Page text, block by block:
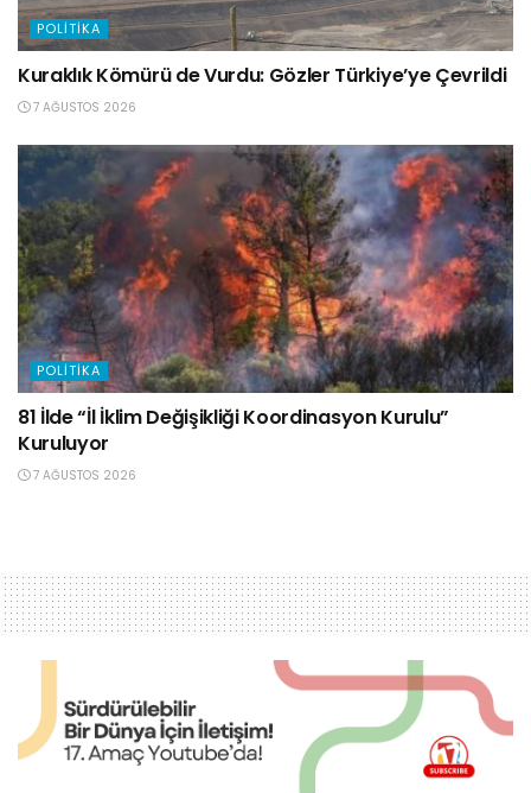
POLITIKA
Kuraklık Kömürü de Vurdu: Gözler Türkiye’ye Çevrildi
7 AĞUSTOS 2026
POLITIKA
81 İlde “İl İklim Değişikliği Koordinasyon Kurulu”
Kuruluyor
7 AĞUSTOS 2026